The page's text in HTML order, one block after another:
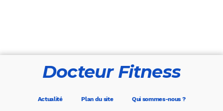
Docteur Fitness
Actualité Plan du site Qui sommes-nous ?